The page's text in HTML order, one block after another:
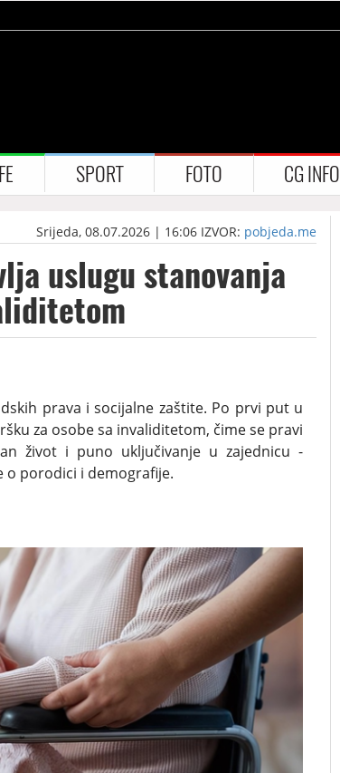
SPORT FOTO CG INFO
Srijeda, 08.07.2026 | 16:06 IZVOR: pobjeda.me
uslugu stanovanja
prava i socijalne zaštite. Po prvi put u
za osobe sa invaliditetom, čime se pravi
život i puno uključivanje u zajednicu -
o porodici i demografije.